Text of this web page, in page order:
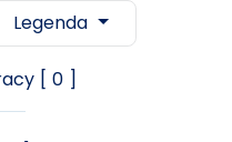
Legenda
[ 0 ]